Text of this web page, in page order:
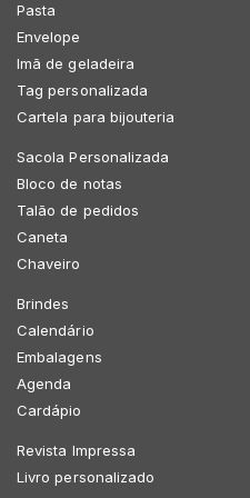
Pasta
Envelope
Imã de geladeira
Tag personalizada
Cartela para bijouteria
Sacola Personalizada
Bloco de notas
Talão de pedidos
Caneta
Chaveiro
Brindes
Calendário
Embalagens
Agenda
Cardápio
Revista Impressa
Livro personalizado